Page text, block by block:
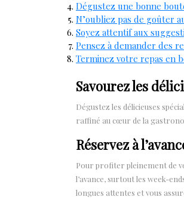
Dégustez une bonne
N’oubliez pas de goûter
Soyez attentif aux
Pensez à demander des
Terminez votre repas en
Savourez les
Dégustez les délicieuses
raffiné au cœur de la
Réservez à
Pour profiter pleinement de
l’avance, surtout les week-
longues attentes et vous